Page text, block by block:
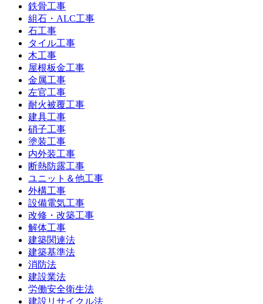
鉄骨工事
組石・ALC工事
石工事
タイル工事
木工事
屋根板金工事
金属工事
左官工事
耐火被覆工事
建具工事
硝子工事
塗装工事
内外装工事
断熱防露工事
ユニット＆他工事
外構工事
設備電気工事
改修・改築工事
解体工事
建築関連法
建築基準法
消防法
建設業法
労働安全衛生法
建設リサイクル法